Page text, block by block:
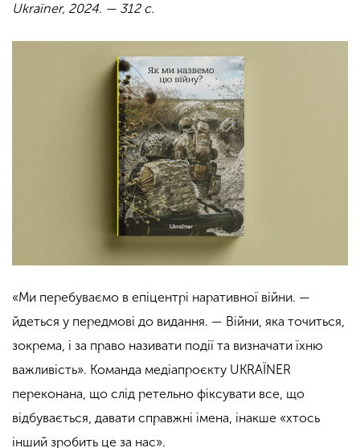
Ukraїner, 2024. — 312 с.
«Ми перебуваємо в епіцентрі наративної війни. —
йдеться у передмові до видання. — Війни, яка точиться,
зокрема, і за право називати події та визначати їхню
важливість». Команда медіапроєкту UKRAÏNER
переконана, що слід ретельно фіксувати все, що
відбувається, давати справжні імена, інакше «хтось
інший зробить це за нас».